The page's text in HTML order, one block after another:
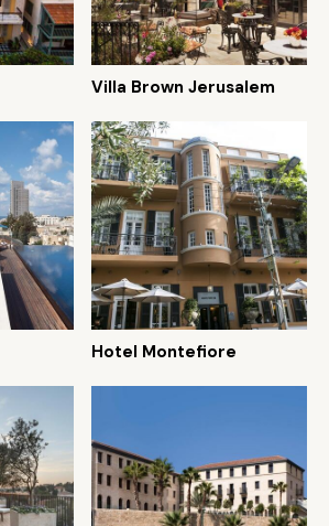
Villa Brown Jerusalem
Hotel Montefiore